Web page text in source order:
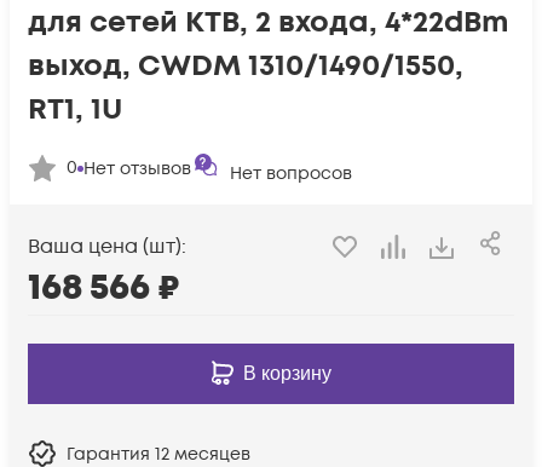
для сетей КТВ, 2 входа, 4*22dBm
выход, CWDM 1310/1490/1550,
RT1, 1U
0 Нет отзывов Нет вопросов
Ваша цена (шт):
168 566₽
В корзину
Гарантия 12 месяцев